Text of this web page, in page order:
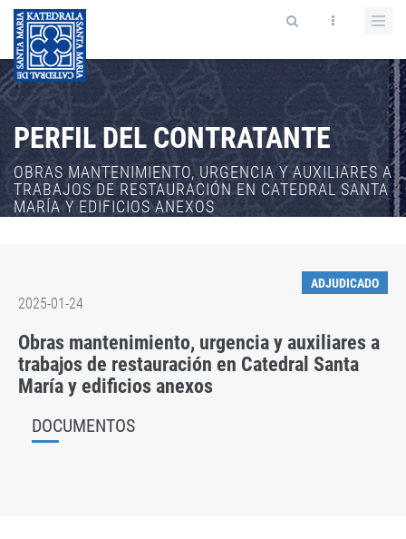
PERFIL DEL CONTRATANTE
OBRAS MANTENIMIENTO, URGENCIA Y AUXILIARES A
TRABAJOS DE RESTAURACIÓN EN CATEDRAL SANTA
MARÍA Y EDIFICIOS ANEXOS
ADJUDICADO
2025-01-24
Obras mantenimiento, urgencia y auxiliares a
trabajos de restauración en Catedral Santa
María y edificios anexos
DOCUMENTOS